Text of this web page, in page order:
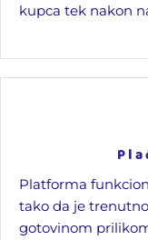
kupca tek nakon
Platforma
tako da je
gotovinom